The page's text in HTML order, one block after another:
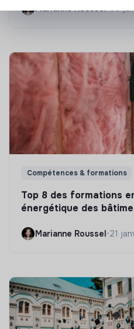
Marianne Roussel•09
Compétences & formations
Top 8 des formations
énergétique des
Marianne Roussel•21